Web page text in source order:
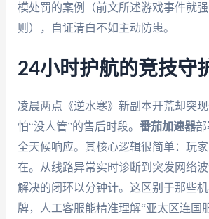
模处罚的案例（前文所述游戏事件就
则），自证清白不如主动防患。
24小时护航的竞技守
凌晨两点《逆水寒》新副本开荒却突
怕“没人管”的售后时段。 番茄加速器部
全天候响应。其核心逻辑很简单：玩
在。从线路异常实时诊断到突发网络
解决的闭环以分钟计。这区别于那些
牌，人工客服能精准理解“亚太区连国